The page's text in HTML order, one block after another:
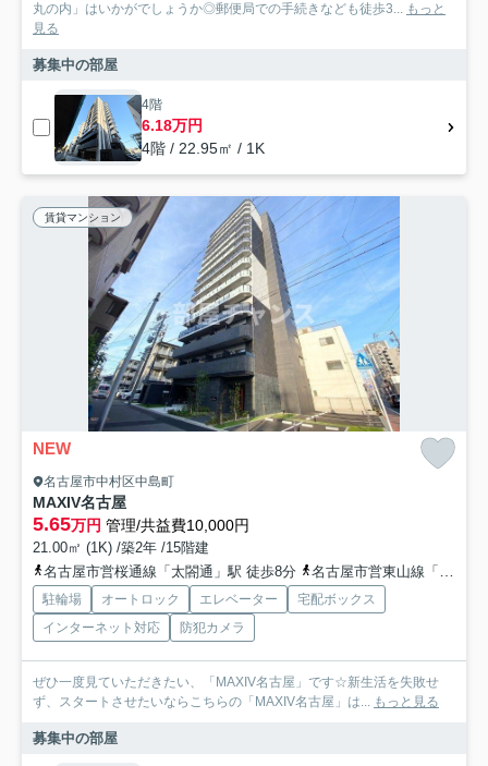
丸の内」はいかがでしょうか◎郵便局での手続きなども徒歩3... もっと
見る
募集中の部屋
4階
6.18万円
4階 / 22.95㎡ / 1K
賃貸マンション
NEW
名古屋市中村区中島町
MAXIV名古屋
5.65万円 管理/共益費10,000円
21.00㎡ (1K) /築2年 /15階建
名古屋市営桜通線「太閤通」駅 徒歩8分
名古屋市営東山線「中村日赤」駅 徒歩11分
駐輪場 オートロック エレベーター
宅配ボックス
インターネット対応
防犯カメラ
ぜひ一度見ていただきたい、「MAXIV名古屋」です☆新生活を失敗せ
ず、スタートさせたいならこちらの「MAXIV名古屋」は...
もっと見る
募集中の部屋